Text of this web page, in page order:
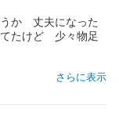
か 丈夫になった
たけど 少々物足
さらに表示